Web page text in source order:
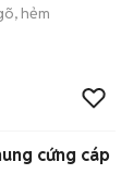
hẻm
cứng cáp